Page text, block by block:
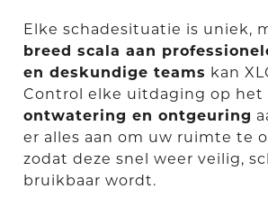
Elke schadesituatie is uniek,
breed scala aan
en deskundige teams kan
Control elke uitdaging op het
ontwatering en ontgeuring
er alles aan om uw ruimte te
zodat deze snel weer veilig,
bruikbaar wordt.